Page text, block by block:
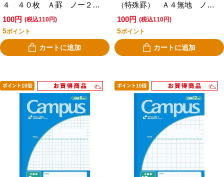
４ ４０枚 Ａ罫 ノー２０
１Ａ
100円 (税込110円)
5ポイント
カートに追加
（特殊罫） Ａ４無地 ノ－
２０１Ｗ
100円 (税込110円)
5ポイント
カートに追加